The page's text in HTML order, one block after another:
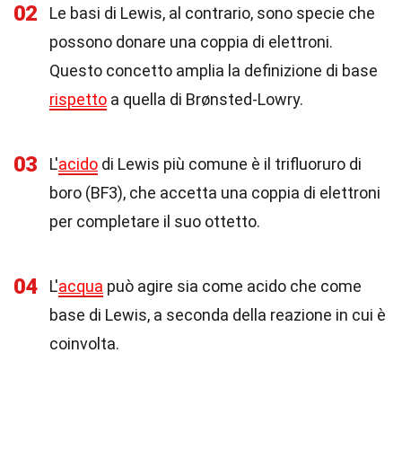
02
Le basi di Lewis, al contrario, sono specie che
possono donare una coppia di elettroni.
Questo concetto amplia la definizione di base
rispetto a quella di Brønsted-Lowry.
03 L'acido di Lewis più comune è il trifluoruro di
boro (BF3), che accetta una coppia di elettroni
per completare il suo ottetto.
04 L'acqua può agire sia come acido che come
base di Lewis, a seconda della reazione in cui è
coinvolta.